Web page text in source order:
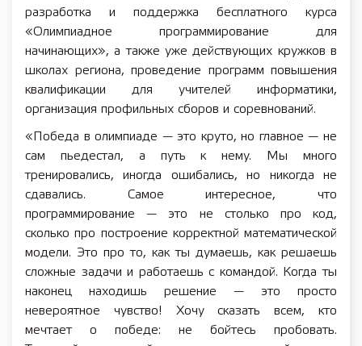
разработка и поддержка бесплатного курса
«Олимпиадное программирование для
начинающих», а также уже действующих кружков в
школах региона, проведение программ повышения
квалификации для учителей информатики,
организация профильных сборов и соревнований.
«Победа в олимпиаде — это круто, но главное — не
сам пьедестал, а путь к нему. Мы много
тренировались, иногда ошибались, но никогда не
сдавались. Самое интересное, что
программирование — это не столько про код,
сколько про построение корректной математической
модели. Это про то, как ты думаешь, как решаешь
сложные задачи и работаешь с командой. Когда ты
наконец находишь решение — это просто
невероятное чувство! Хочу сказать всем, кто
мечтает о победе: не бойтесь пробовать.